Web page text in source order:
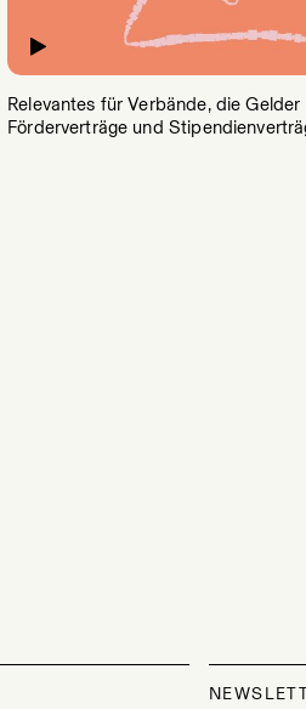
Relevantes für Verbände, die
Förderverträge und